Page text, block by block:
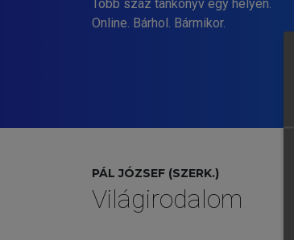
Több száz tankönyv egy helyen.
Online. Bárhol. Bármikor.
PÁL JÓZSEF (SZERK.)
Világirodalom